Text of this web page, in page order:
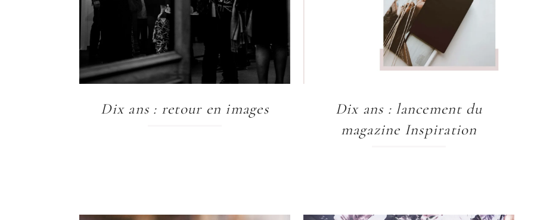
Dix ans : retour en images
Dix ans : lancement du
magazine Inspiration